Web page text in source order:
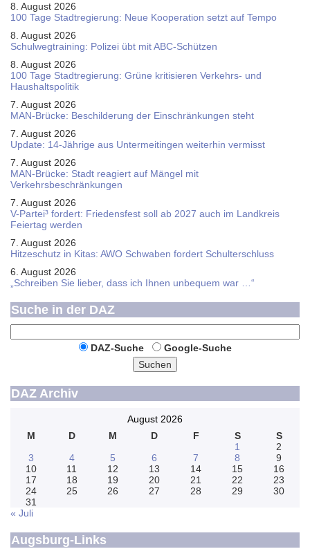
8. August 2026
100 Tage Stadtregierung: Neue Kooperation setzt auf Tempo
8. August 2026
Schul­weg­trai­ning: Poli­zei übt mit ABC-Schüt­zen
8. August 2026
100 Tage Stadtregierung: Grüne kritisieren Verkehrs- und
Haushaltspolitik
7. August 2026
MAN-Brücke: Beschilderung der Einschränkungen steht
7. August 2026
Update: 14-Jährige aus Untermeitingen weiterhin vermisst
7. August 2026
MAN-Brücke: Stadt reagiert auf Mängel mit
Verkehrsbeschränkungen
7. August 2026
V-Partei­³ fordert: Friedens­fest soll ab 2027 auch im Land­kreis
Feier­tag werden
7. August 2026
Hitzeschutz in Kitas: AWO Schwaben fordert Schulterschluss
6. August 2026
„Schreiben Sie lieber, dass ich Ihnen unbequem war …“
Suche in der DAZ
DAZ-Suche
Google-Suche
Suchen
DAZ Archiv
August 2026
M
D M D F S
S
1
2
3
4 5 6 7 8
9
10
11 12 13 14 15
16
17
18 19 20 21 22
23
24
25 26 27 28 29
30
31
« Juli
Augsburg-Links